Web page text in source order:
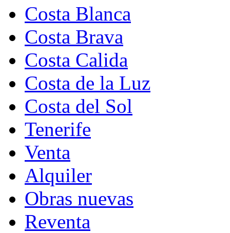
Costa Blanca
Costa Brava
Costa Calida
Costa de la Luz
Costa del Sol
Tenerife
Venta
Alquiler
Obras nuevas
Reventa